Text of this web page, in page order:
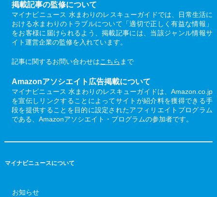
掲載記事の監修について
マイナビニュース 水まわりのレスキューガイドでは、日常生活に
おける水まわりのトラブルについて「適切で正しく有益な情報」
をお客様に届けられるよう、掲載記事には、当該ジャンル情報サ
イト運営企業の監修を入れています。
記事に関するお問い合わせはこちら まで
Amazonアソシエイト広告掲載について
マイナビニュース 水まわりのレスキューガイドは、Amazon.co.jp
を宣伝しリンクすることによってサイトが紹介料を獲得できる手
段を提供することを目的に設定されたアフィリエイトプログラム
である、Amazonアソシエイト・プログラムの参加者です。
マイナビニュースについて
お知らせ